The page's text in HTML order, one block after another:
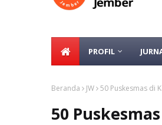
PROFIL
Beranda JW 50 Puskesmas di
50